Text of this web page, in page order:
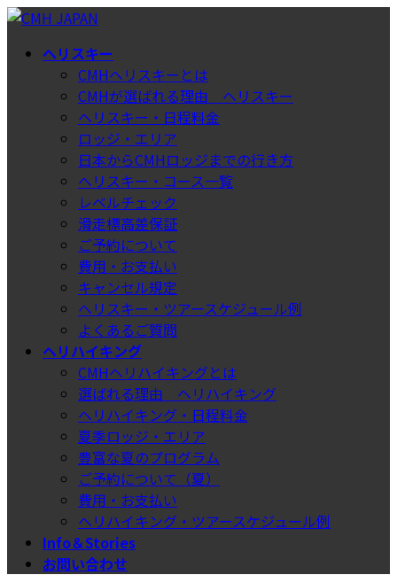
コ
ナ
ヘリスキー
CMHヘリスキーとは
CMHが選ばれる理由＿ヘリスキー
ヘリスキー・日程料金
ロッジ・エリア
日本からCMHロッジまでの行き方
ヘリスキー・コース一覧
レベルチェック
滑走標高差保証
ご予約について
費用・お支払い
キャンセル規定
ヘリスキー・ツアースケジュール例
よくあるご質問
ヘリハイキング
CMHヘリハイキングとは
選ばれる理由＿ヘリハイキング
ヘリハイキング・日程料金
夏季ロッジ・エリア
豊富な夏のプログラム
ご予約について（夏）
費用・お支払い
ヘリハイキング・ツアースケジュール例
Info＆Stories
お問い合わせ